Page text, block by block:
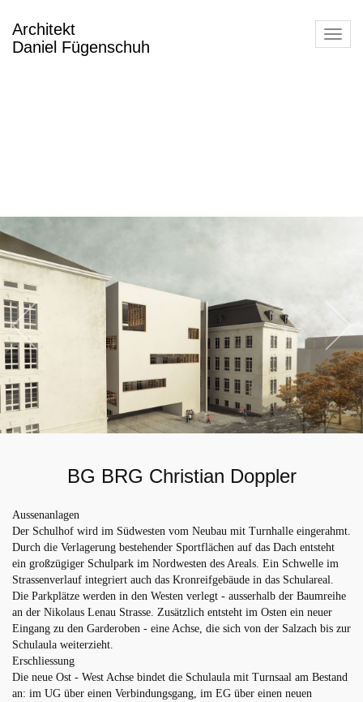
Architekt
Daniel Fügenschuh
BG BRG Christian Doppler
Aussenanlagen
Der Schulhof wird im Südwesten vom Neubau mit Turnhalle eingerahmt.
Durch die Verlagerung bestehender Sportflächen auf das Dach entsteht
ein großzügiger Schulpark im Nordwesten des Areals. Ein Schwelle im
Strassenverlauf integriert auch das Kronreifgebäude in das Schulareal.
Die Parkplätze werden in den Westen verlegt - ausserhalb der Baumreihe
an der Nikolaus Lenau Strasse. Zusätzlich entsteht im Osten ein neuer
Eingang zu den Garderoben - eine Achse, die sich von der Salzach bis zur
Schulaula weiterzieht.
Erschliessung
Die neue Ost - West Achse bindet die Schulaula mit Turnsaal am Bestand
an: im UG über einen Verbindungsgang, im EG über einen neuen